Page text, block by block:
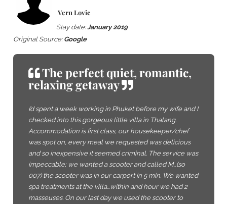
Vern Lovic
Stay date:January 2019
Original Source:Google
The perfect quiet, romantic,
relaxing getaway
I’d spent a week working in Phuket before my wife and I
checked into this gorgeous little villa in Thalang.
Accommodation is first class, our housekeeper/chef
was spot on, every meal we requested was delicious
and so inexpensive it seemed criminal. The service was
impeccable; we wanted a scooter and called M…(so
007) the scooter was in our carport in 5 min. We wanted
spa treatments at the villa…within and hour we had 2
masseuses. On our last day we used the scooter to